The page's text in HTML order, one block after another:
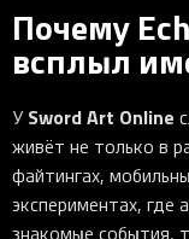
Почему
всплыл
У Sword Art Online
живёт не только в
файтингах,
экспериментах, где
знакомые события,